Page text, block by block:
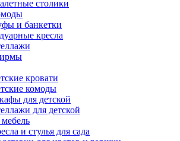
столики
и банкетки
кресла
кровати
комоды
для детской
для детской
и стулья для сада